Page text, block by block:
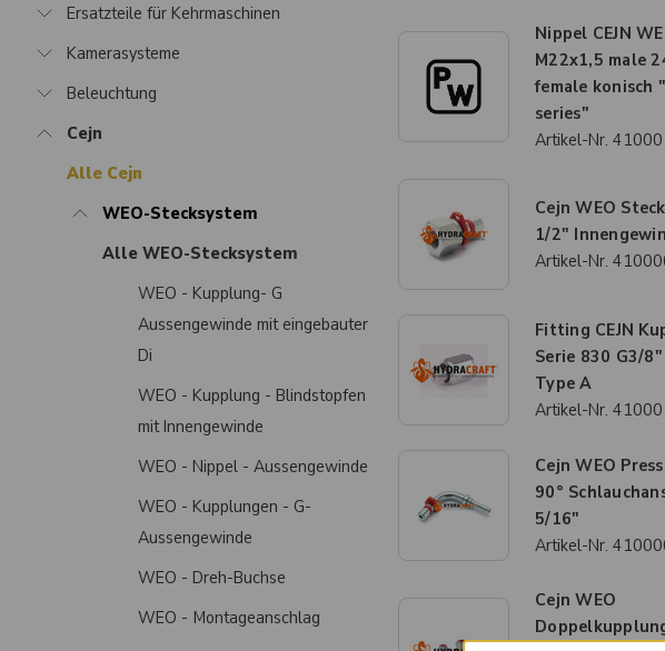
Ersatzteile für Kehrmaschinen
Kamerasysteme
Beleuchtung
Cejn
Alle Cejn
WEO-Stecksystem
Alle WEO-Stecksystem
WEO - Kupplung- G
Aussengewinde mit eingebauter
Di
WEO - Kupplung - Blindstopfen
mit Innengewinde
WEO - Nippel - Aussengewinde
WEO - Kupplungen - G-
Aussengewinde
WEO - Dreh-Buchse
WEO - Montageanschlag
Nippel CEJN
M22x1,5 male
female konisch
series"
Artikel-Nr.
Cejn WEO
1/2"
Artikel-Nr.
Fitting CEJN
Serie 830 G3/8"
Type A
Artikel-Nr.
Cejn WEO
90°
5/16"
Artikel-Nr.
Cejn WEO